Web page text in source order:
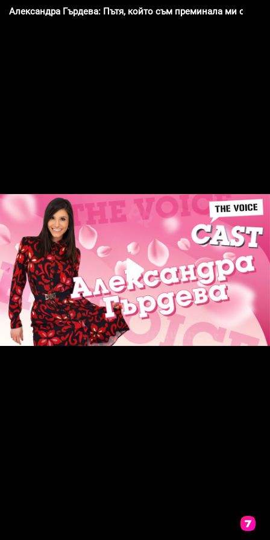
Александра Гърдева: Пътя, който съм преминала ми